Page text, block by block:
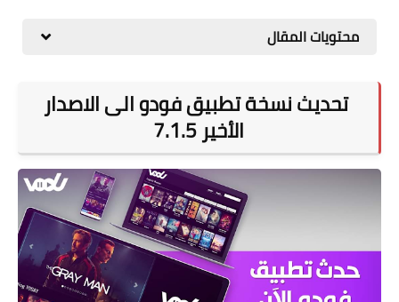
محتويات المقال
تحديث نسخة تطبيق فودو الى الاصدار
الأخير 7.1.5